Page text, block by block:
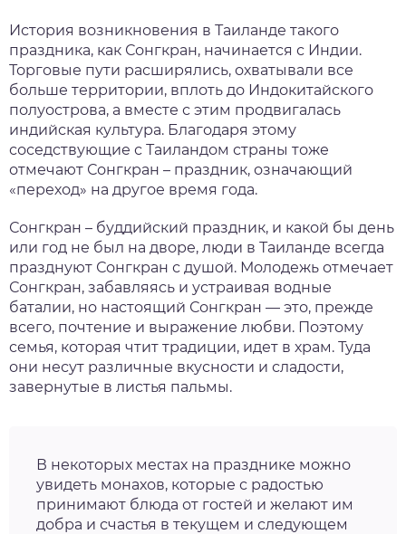
История возникновения в Таиланде такого
праздника, как Сонгкран, начинается с Индии.
Торговые пути расширялись, охватывали все
больше территории, вплоть до Индокитайского
полуострова, а вместе с этим продвигалась
индийская культура. Благодаря этому
соседствующие с Таиландом страны тоже
отмечают Сонгкран – праздник, означающий
«переход» на другое время года.
Сонгкран – буддийский праздник, и какой бы день
или год не был на дворе, люди в Таиланде всегда
празднуют Сонгкран с душой. Молодежь отмечает
Сонгкран, забавляясь и устраивая водные
баталии, но настоящий Сонгкран — это, прежде
всего, почтение и выражение любви. Поэтому
семья, которая чтит традиции, идет в храм. Туда
они несут различные вкусности и сладости,
завернутые в листья пальмы.
В некоторых местах на празднике можно
увидеть монахов, которые с радостью
принимают блюда от гостей и желают им
добра и счастья в текущем и следующем